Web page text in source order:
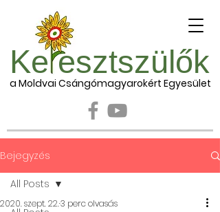
Ke esztszülők
a Moldvai Csángómagyarokért Egyesület
Bejegyzés
All Posts
2020. szept. 22.3 perc olvasás